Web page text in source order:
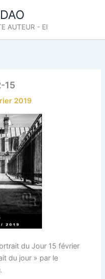
AUTEUR - EI
15
2019
du Jour 15 février
du jour » par le